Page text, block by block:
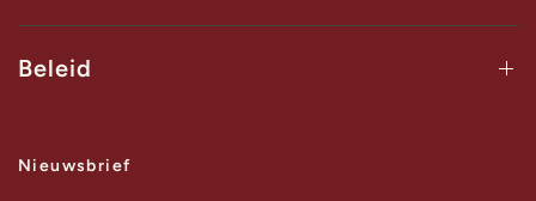
Beleid
Nieuwsbrief